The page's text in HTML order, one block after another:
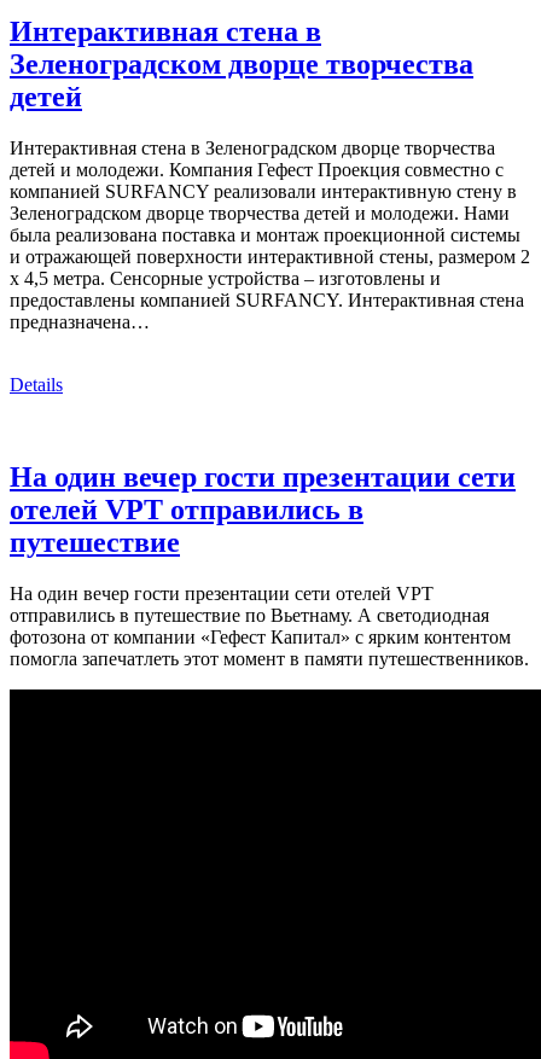
Интерактивная стена в
Зеленоградском дворце творчества
детей
Интерактивная стена в Зеленоградском дворце творчества
детей и молодежи. Компания Гефест Проекция совместно с
компанией SURFANCY реализовали интерактивную стену в
Зеленоградском дворце творчества детей и молодежи. Нами
была реализована поставка и монтаж проекционной системы
и отражающей поверхности интерактивной стены, размером 2
х 4,5 метра. Сенсорные устройства – изготовлены и
предоставлены компанией SURFANCY. Интерактивная стена
предназначена…
Details
На один вечер гости презентации сети
отелей VPT отправились в
путешествие
На один вечер гости презентации сети отелей VPT
отправились в путешествие по Вьетнаму. А светодиодная
фотозона от компании «Гефест Капитал» с ярким контентом
помогла запечатлеть этот момент в памяти путешественников.